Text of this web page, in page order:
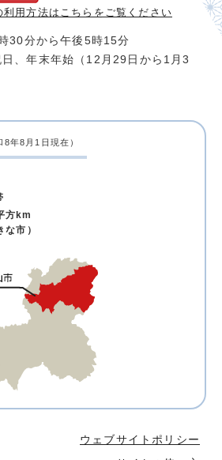
利用方法は こちらをご覧ください
30分から午後5時15分
、年末年始（12月29日から1月3
8年8月1日現在）
方km
な市）
ウェブサイトポリシー